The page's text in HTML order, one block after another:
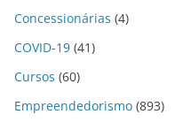
Concessionárias (4)
COVID-19 (41)
Cursos (60)
Empreendedorismo (893)